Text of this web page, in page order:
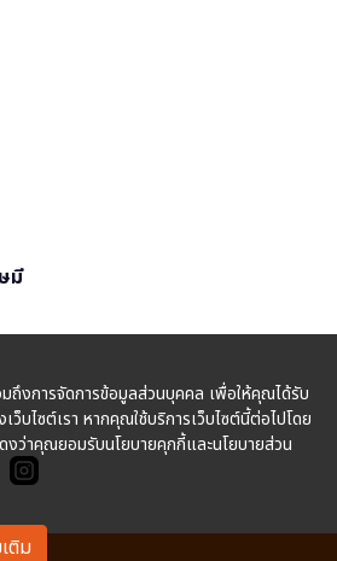
มี
ถึงการจัดการข้อมูลส่วนบุคคล เพื่อให้คุณได้รับ
บไซต์เรา หากคุณใช้บริการเว็บไซต์นี้ต่อไปโดย
งว่าคุณยอมรับนโยบายคุกกี้และนโยบายส่วน
ติม